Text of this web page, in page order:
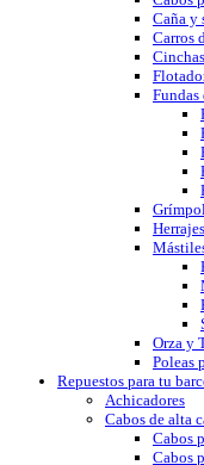
Caña y
Carros
Orza y
Poleas
Repuestos para tu
Achicadores
Cabos de alta
Cabos
Cabos